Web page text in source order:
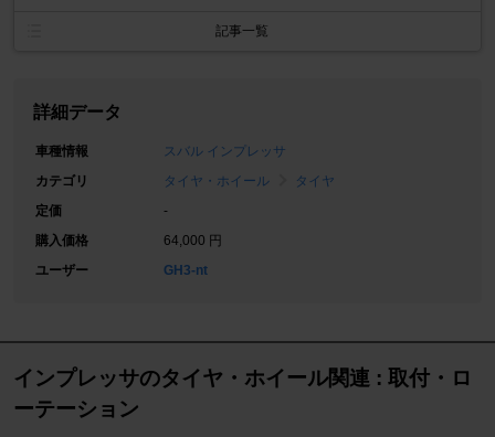
記事一覧
詳細データ
車種情報
スバル インプレッサ
カテゴリ
タイヤ・ホイール
タイヤ
定価
-
購入価格
64,000 円
ユーザー
GH3-nt
インプレッサのタイヤ・ホイール関連 : 取付・ロ
ーテーション